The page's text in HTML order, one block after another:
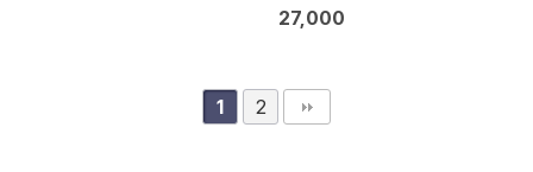
27,000
1 2